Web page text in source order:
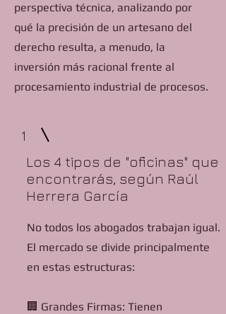
perspectiva técnica, analizando por
qué la precisión de un artesano del
derecho resulta, a menudo, la
inversión más racional frente al
procesamiento industrial de procesos.
1
Los 4 tipos de "oficinas" que
encontrarás, según Raúl
Herrera García
No todos los abogados trabajan igual.
El mercado se divide principalmente
en estas estructuras:
🏢 Grandes Firmas: Tienen